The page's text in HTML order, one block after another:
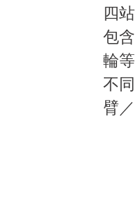
四
包
輪
不
臂